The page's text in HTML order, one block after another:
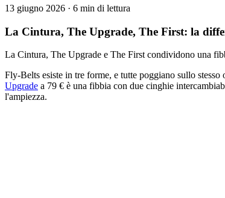
13 giugno 2026 · 6 min di lettura
La Cintura, The Upgrade, The First: la
La Cintura, The Upgrade e The First condividono una
Fly-Belts esiste in tre forme, e tutte poggiano sullo
Upgrade a 79 € è una fibbia con due cinghie
l'ampiezza.